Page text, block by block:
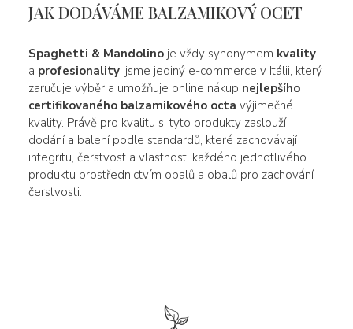
JAK DODÁVÁME BALZAMIKOVÝ OCET
Spaghetti & Mandolinoje vždy synonymem kvality
a profesionality: jsme jediný e-commerce v Itálii, který
zaručuje výběr a umožňuje online nákup nejlepšího
certifikovaného balzamikového octa výjimečné
kvality. Právě pro kvalitu si tyto produkty zaslouží
dodání a balení podle standardů, které zachovávají
integritu, čerstvost a vlastnosti každého jednotlivého
produktu prostřednictvím obalů a obalů pro zachování
čerstvosti.